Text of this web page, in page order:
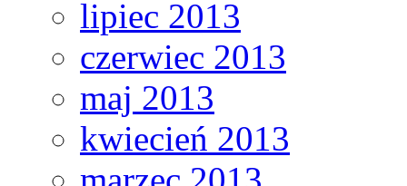
lipiec 2013
czerwiec 2013
maj 2013
kwiecień 2013